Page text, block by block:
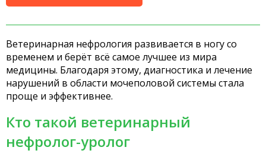
Ветеринарная нефрология развивается в ногу со
временем и берёт всё самое лучшее из мира
медицины. Благодаря этому, диагностика и лечение
нарушений в области мочеполовой системы стала
проще и эффективнее.
Кто такой ветеринарный
нефролог-уролог